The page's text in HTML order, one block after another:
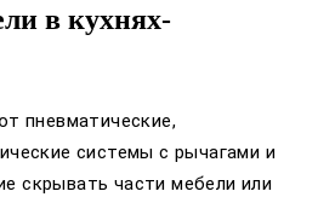
в кухнях-
пневматические,
системы с рычагами и
скрывать части мебели или